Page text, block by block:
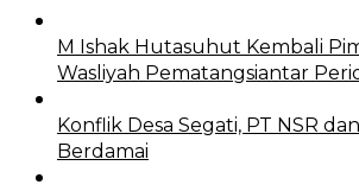
M Ishak Hutasuhut Kembali
Wasliyah Pematangsiantar
Konflik Desa Segati, PT NSR
Berdamai